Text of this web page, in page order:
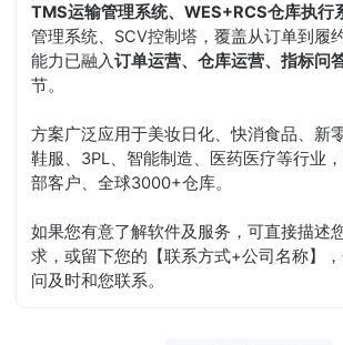
TMS运输管理系统、WES+RCS仓库执行
管理系统、SCV控制塔，覆盖从订单到履
能力已融入订单运营、仓库运营、指标问
节。
方案广泛应用于美妆日化、快消食品、新
鞋服、3PL、智能制造、医药医疗等行业
部客户、全球3000+仓库。
如果您有意了解软件及服务，可直接描述
求，或留下您的【联系方式+公司名称】
问及时和您联系。